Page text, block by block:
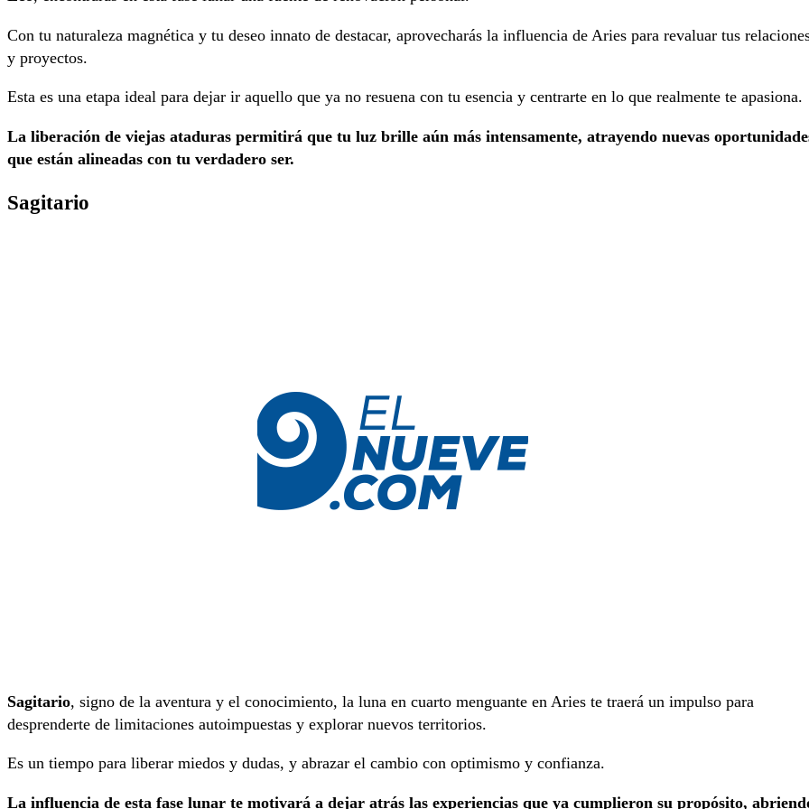
Con tu naturaleza magnética y tu deseo innato de destacar, aprovecharás la influencia de Aries para revaluar tus
y proyectos.
Esta es una etapa ideal para dejar ir aquello que ya no resuena con tu esencia y centrarte en lo que realmente te apasiona.
La liberación de viejas ataduras permitirá que tu luz brille aún más intensamente, atrayendo nuevas
que están alineadas con tu verdadero ser.
Sagitario
Sagitario, signo de la aventura y el conocimiento, la luna en cuarto menguante en Aries te traerá un impulso para
desprenderte de limitaciones autoimpuestas y explorar nuevos territorios.
Es un tiempo para liberar miedos y dudas, y abrazar el cambio con optimismo y confianza.
La influencia de esta fase lunar te motivará a dejar atrás las experiencias que ya cumplieron su propósito,